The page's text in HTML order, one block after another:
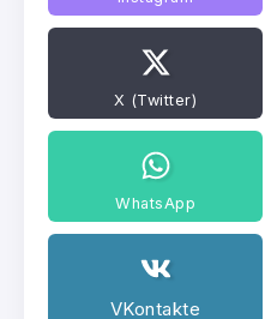
X (Twitter)
WhatsApp
VKontakte